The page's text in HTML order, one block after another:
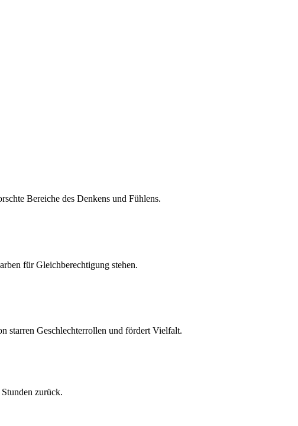
Bereiche des Denkens und Fühlens.
für Gleichberechtigung stehen.
starren Geschlechterrollen und fördert Vielfalt.
zurück.